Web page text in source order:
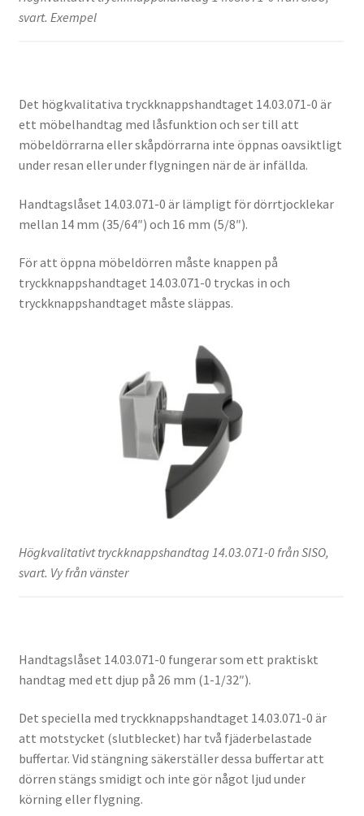
svart. Exempel
Det högkvalitativa tryckknappshandtaget 14.03.071-0 är
ett möbelhandtag med låsfunktion och ser till att
möbeldörrarna eller skåpdörrarna inte öppnas oavsiktligt
under resan eller under flygningen när de är infällda.
Handtagslåset 14.03.071-0 är lämpligt för dörrtjocklekar
mellan 14 mm (35/64″) och 16 mm (5/8″).
För att öppna möbeldörren måste knappen på
tryckknappshandtaget 14.03.071-0 tryckas in och
tryckknappshandtaget måste släppas.
Högkvalitativt tryckknappshandtag 14.03.071-0 från SISO,
svart. Vy från vänster
Handtagslåset 14.03.071-0 fungerar som ett praktiskt
handtag med ett djup på 26 mm (1-1/32″).
Det speciella med tryckknappshandtaget 14.03.071-0 är
att motstycket (slutblecket) har två fjäderbelastade
buffertar. Vid stängning säkerställer dessa buffertar att
dörren stängs smidigt och inte gör något ljud under
körning eller flygning.